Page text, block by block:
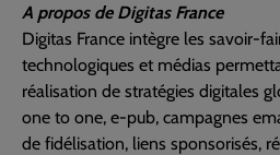
A propos de Digitas France
Digitas France intègre les savoir-
technologiques et médias
réalisation de stratégies digitales
one to one, e-pub, campagnes
de fidélisation, liens sponsorisés,